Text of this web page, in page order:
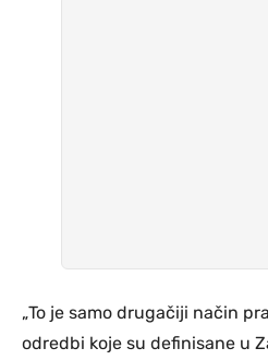
„To je samo drugačiji način
odredbi koje su definisane u